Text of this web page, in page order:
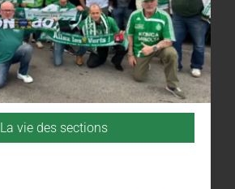
La vie des sections